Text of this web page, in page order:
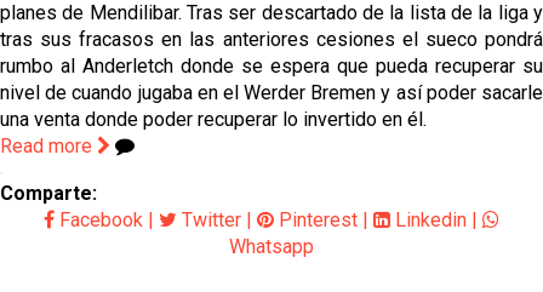
El Sevilla FC oficializa la cesión de Rafa Mir al Aris
de Salónica
Juanlu se marcha traspasado al Bournemouth
planes de Mendilibar. Tras ser descartado de la lista de la liga y
tras sus fracasos en las anteriores cesiones el sueco pondrá
rumbo al Anderletch donde se espera que pueda recuperar su
nivel de cuando jugaba en el Werder Bremen y así poder sacarle
una venta donde poder recuperar lo invertido en él.
Read more
Comparte:
Facebook
Twitter Pinterest Linkedin
Whatsapp